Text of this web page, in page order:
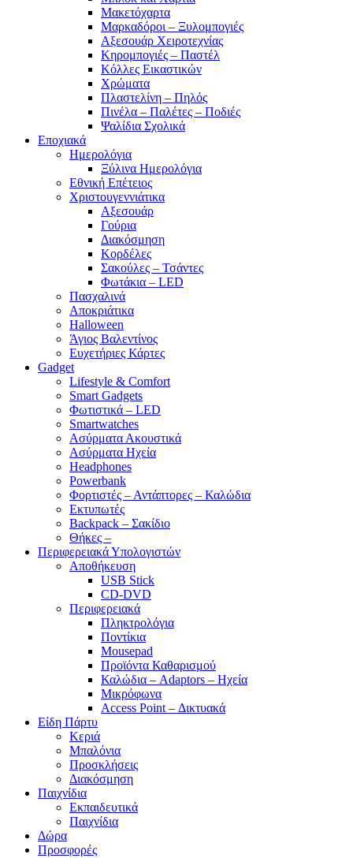
Μακετόχαρτα
Μαρκαδόροι – Ξυλομπογιές
Αξεσουάρ Χειροτεχνίας
Κηρομπογιές – Παστέλ
Κόλλες Εικαστικών
Χρώματα
Πλαστελίνη – Πηλός
Πινέλα – Παλέτες – Ποδιές
Ψαλίδια Σχολικά
Εποχιακά
Ημερολόγια
Ξύλινα Ημερολόγια
Εθνική Επέτειος
Χριστουγεννιάτικα
Αξεσουάρ
Γούρια
Διακόσμηση
Κορδέλες
Σακούλες – Τσάντες
Φωτάκια – LED
Πασχαλινά
Αποκριάτικα
Halloween
Άγιος Βαλεντίνος
Ευχετήριες Κάρτες
Gadget
Lifestyle & Comfort
Smart Gadgets
Φωτιστικά – LED
Smartwatches
Ασύρματα Ακουστικά
Ασύρματα Ηχεία
Headphones
Powerbank
Φορτιστές – Αντάπτορες – Καλώδια
Εκτυπωτές
Backpack – Σακίδιο
Θήκες –
Περιφερειακά Υπολογιστών
Αποθήκευση
USB Stick
CD-DVD
Περιφερειακά
Πληκτρολόγια
Ποντίκια
Mousepad
Προϊόντα Καθαρισμού
Καλώδια – Adaptors – Ηχεία
Μικρόφωνα
Access Point – Δικτυακά
Είδη Πάρτυ
Κεριά
Μπαλόνια
Προσκλήσεις
Διακόσμηση
Παιχνίδια
Εκπαιδευτικά
Παιχνίδια
Δώρα
Προσφορές